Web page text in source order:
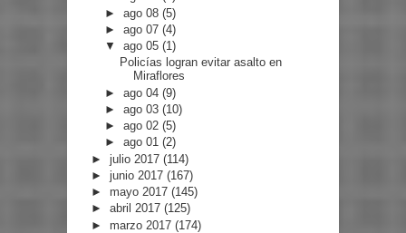
►ago 08(5)
►ago 07(4)
▼ago 05(1)
Policías logran evitar asalto en
Miraflores
►ago 04(9)
►ago 03(10)
►ago 02(5)
►ago 01(2)
► julio 2017 (114)
► junio 2017 (167)
► mayo 2017 (145)
► abril 2017 (125)
► marzo 2017 (174)